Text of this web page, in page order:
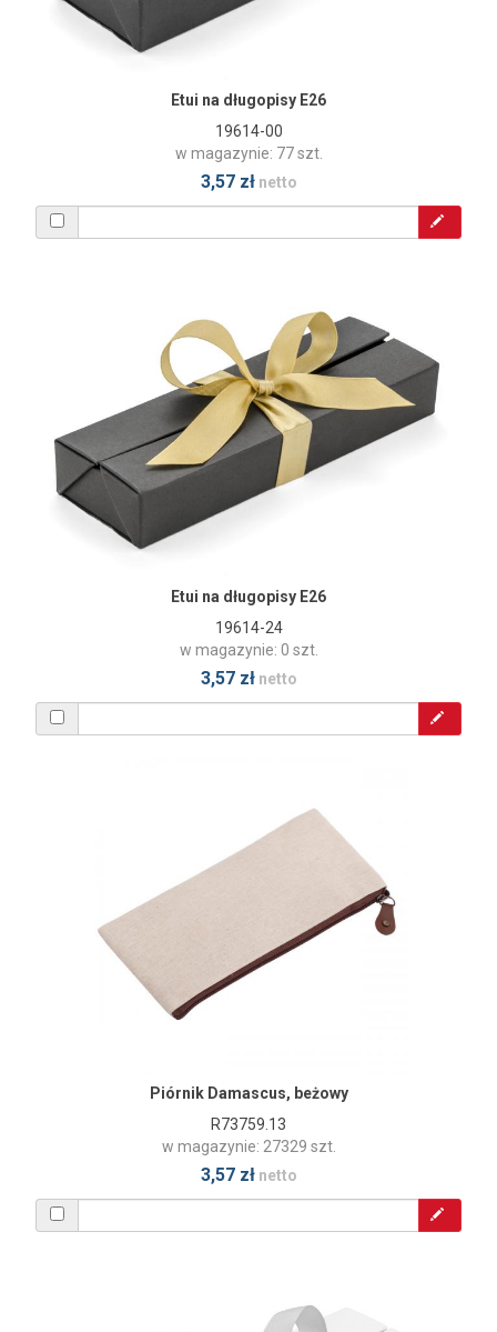
Etui na długopisy E26
19614-00
w magazynie: 77 szt.
3,57 złnetto
Etui na długopisy E26
19614-24
w magazynie: 0 szt.
3,57 złnetto
Piórnik Damascus, beżowy
R73759.13
w magazynie: 27329 szt.
3,57 złnetto